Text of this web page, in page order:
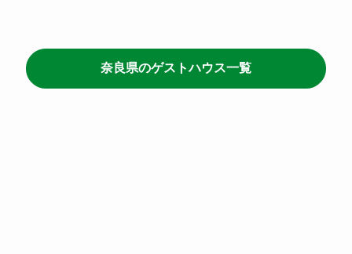
奈良県のゲストハウス一覧